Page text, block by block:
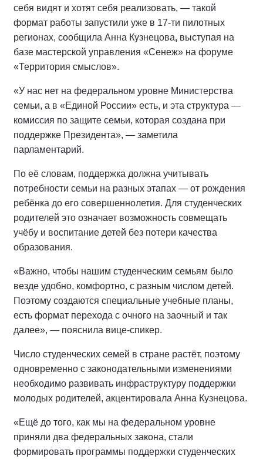
себя видят и хотят себя реализовать, — такой
формат работы запустили уже в 17-ти пилотных
регионах, сообщила Анна Кузнецова, выступая на
базе мастерской управления «Сенеж» на форуме
«Территория смыслов».
«У нас нет на федеральном уровне Министерства
семьи, а в «Единой России» есть, и эта структура —
комиссия по защите семьи, которая создана при
поддержке Президента», — заметила
парламентарий.
По её словам, поддержка должна учитывать
потребности семьи на разных этапах — от рождения
ребёнка до его совершеннолетия. Для студенческих
родителей это означает возможность совмещать
учёбу и воспитание детей без потери качества
образования.
«Важно, чтобы нашим студенческим семьям было
везде удобно, комфортно, с разным числом детей.
Поэтому создаются специальные учебные планы,
есть формат перехода с очного на заочный и так
далее», — пояснила вице-спикер.
Число студенческих семей в стране растёт, поэтому
одновременно с законодательными изменениями
необходимо развивать инфраструктуру поддержки
молодых родителей, акцентировала Анна Кузнецова.
«Ещё до того, как мы на федеральном уровне
приняли два федеральных закона, стали
формировать программы поддержки студенческих